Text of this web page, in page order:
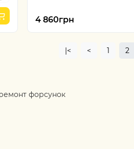
4 860грн
|< < 1 2
форсунок